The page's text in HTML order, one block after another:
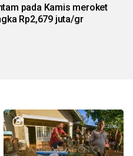
pada Kamis meroket
Rp2,679 juta/gr